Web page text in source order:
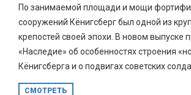
По занимаемой площади и мощи
сооружений Кёнигсберг был одной из
крепостей своей эпохи. В новом выпуске
«Наследие» об особенностях строения
Кёнигсберга и о подвигах советских
СМОТРЕТЬ